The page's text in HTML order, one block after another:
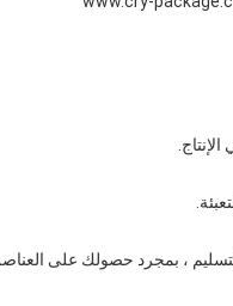
، بمجرد حصولك على